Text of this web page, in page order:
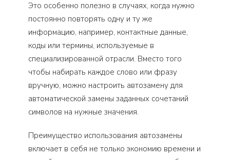
Это особенно полезно в случаях, когда нужно
постоянно повторять одну и ту же
информацию, например, контактные данные,
коды или термины, используемые в
специализированной отрасли. Вместо того
чтобы набирать каждое слово или фразу
вручную, можно настроить автозамену для
автоматической замены заданных сочетаний
символов на нужные значения.
Преимущество использования автозамены
включает в себя не только экономию времени и